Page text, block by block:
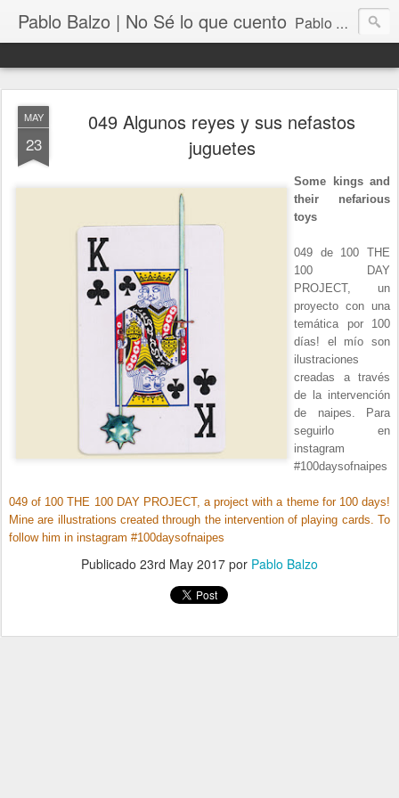
Pablo Balzo | No Sé lo que cuento Pablo Balzo Ilustración-collage
MAY
23
049 Algunos reyes y sus nefastos
juguetes
Some kings and
their nefarious
toys
049 de 100 THE
100 DAY
PROJECT, un
proyecto con una
temática por 100
días! el mío son
ilustraciones
creadas a través
de la intervención
de naipes. Para
seguirlo en
instagram
#100daysofnaipes
049 of 100 THE 100 DAY PROJECT, a project with a theme for 100 days!
Mine are illustrations created through the intervention of playing cards. To
follow him in instagram #100daysofnaipes
Publicado 23rd May 2017 por Pablo Balzo